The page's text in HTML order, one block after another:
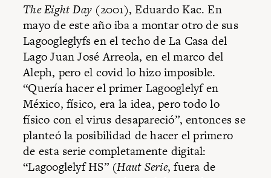
The Eight Day (2001), Eduardo Kac. En
mayo de este año iba a montar otro de sus
Lagoogleglyfs en el techo de La Casa del
Lago Juan José Arreola, en el marco del
Aleph, pero el covid lo hizo imposible.
“Quería hacer el primer Lagooglelyf en
México, físico, era la idea, pero todo lo
físico con el virus desapareció”, entonces se
planteó la posibilidad de hacer el primero
de esta serie completamente digital:
“Lagooglelyf HS” (Haut Serie, fuera de